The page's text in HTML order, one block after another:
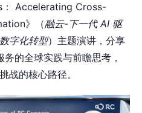
Accelerating Cross-
》（融云-下一代 AI 驱
字化转型）主题演讲，分享
的全球实践与前瞻思考，
战的核心路径。